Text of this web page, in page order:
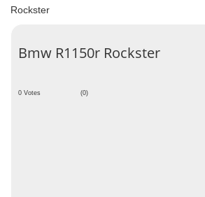
Rockster
Bmw R1150r Rockster
0 Votes (0)